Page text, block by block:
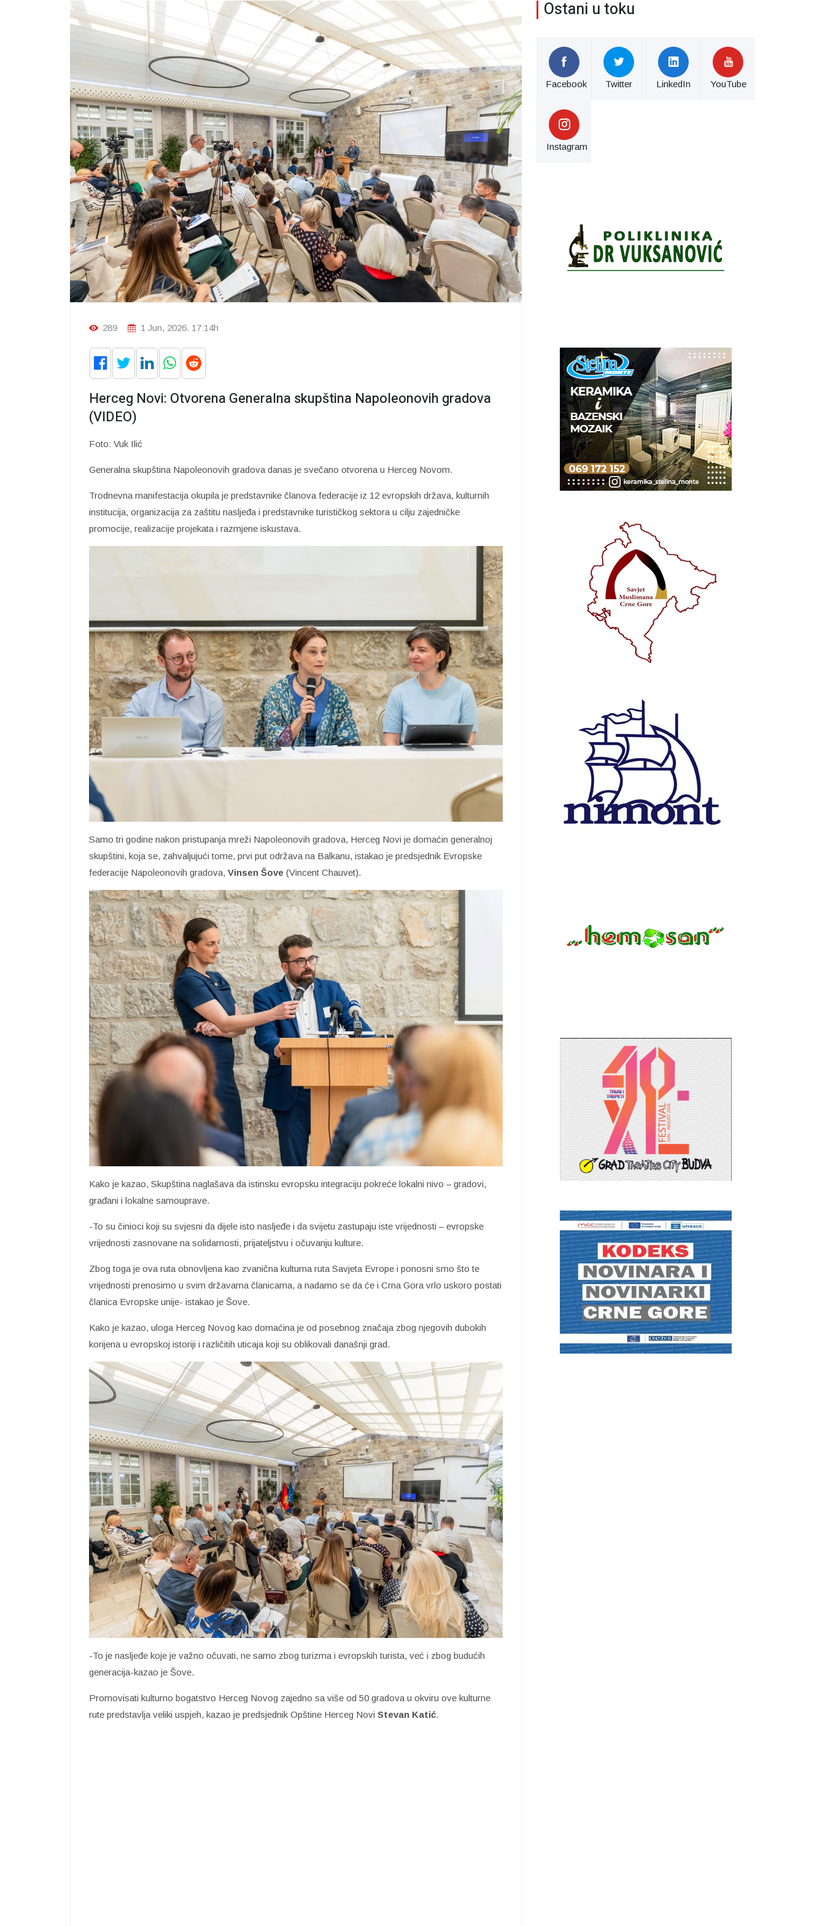
289 1 Jun, 2026. 17:14h
Herceg Novi: Otvorena Generalna skupština Napoleonovih gradova
(VIDEO)
Foto: Vuk Ilić
Generalna skupština Napoleonovih gradova danas je svečano otvorena u Herceg Novom.
Trodnevna manifestacija okupila je predstavnike članova federacije iz 12 evropskih država, kulturnih
institucija, organizacija za zaštitu nasljeđa i predstavnike turističkog sektora u cilju zajedničke
promocije, realizacije projekata i razmjene iskustava.
Samo tri godine nakon pristupanja mreži Napoleonovih gradova, Herceg Novi je domaćin generalnoj
skupštini, koja se, zahvaljujući tome, prvi put održava na Balkanu, istakao je predsjednik Evropske
federacije Napoleonovih gradova, Vinsen Šove (Vincent Chauvet).
Kako je kazao, Skupština naglašava da istinsku evropsku integraciju pokreće lokalni nivo – gradovi,
građani i lokalne samouprave.
-To su činioci koji su svjesni da dijele isto nasljeđe i da svijetu zastupaju iste vrijednosti – evropske
vrijednosti zasnovane na solidarnosti, prijateljstvu i očuvanju kulture.
Zbog toga je ova ruta obnovljena kao zvanična kulturna ruta Savjeta Evrope i ponosni smo što te
vrijednosti prenosimo u svim državama članicama, a nadamo se da će i Crna Gora vrlo uskoro postati
članica Evropske unije- istakao je Šove.
Kako je kazao, uloga Herceg Novog kao domaćina je od posebnog značaja zbog njegovih dubokih
korijena u evropskoj istoriji i različitih uticaja koji su oblikovali današnji grad.
-To je nasljeđe koje je važno očuvati, ne samo zbog turizma i evropskih turista, već i zbog budućih
generacija-kazao je Šove.
Promovisati kulturno bogatstvo Herceg Novog zajedno sa više od 50 gradova u okviru ove kulturne
rute predstavlja veliki uspjeh, kazao je predsjednik Opštine Herceg Novi Stevan Katić.
Ostani u toku
Facebook Twitter LinkedIn YouTube
Instagram